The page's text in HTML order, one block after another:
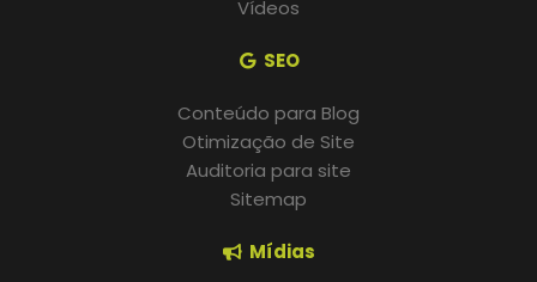
Vídeos
SEO
Conteúdo para Blog
Otimização de Site
Auditoria para site
Sitemap
Mídias